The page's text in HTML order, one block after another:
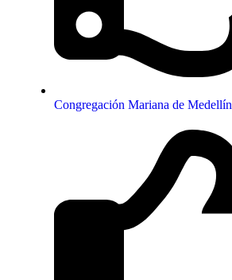
Congregación Mariana de Medellín